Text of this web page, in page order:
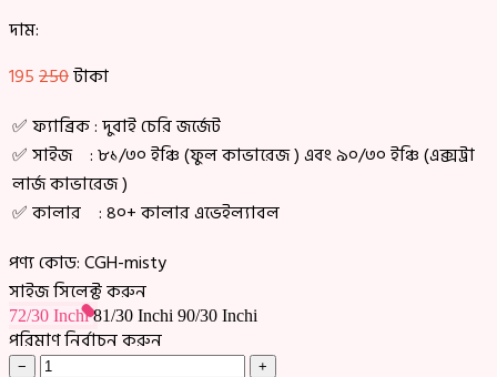
দাম:
195250টাকা
✅ ফ্যাব্রিক : দুবাই চেরি জর্জেট
✅ সাইজ : ৮১/৩০ ইঞ্চি (ফুল কাভারেজ ) এবং ৯০/৩০ ইঞ্চি (এক্সট্রা
লার্জ কাভারেজ )
✅ কালার : ৪০+ কালার এভেইল্যাবল
পণ্য কোড:CGH-misty
সাইজ সিলেক্ট করুন
72/30 Inchi81/30 Inchi 90/30 Inchi
পরিমাণ নির্বাচন করুন
− +